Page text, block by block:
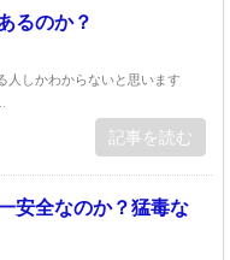
るのか？
人しかわからないと思います
記事を読む
安全なのか？猛毒な